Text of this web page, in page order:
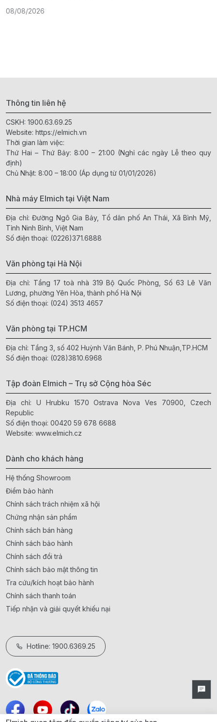
08/08/2026
Thông tin liên hệ
CSKH: 1900.63.69.25
Website: https://elmich.vn
Thời gian làm việc:
Thứ Hai – Thứ Bảy: 8:00 – 21:00 (Nghỉ các ngày Lễ theo quy
định)
Chủ Nhật: 8:00 – 18:00 (Áp dụng từ 01/01/2026)
Nhà máy Elmich tại Việt Nam
Địa chỉ: Đường Ngô Gia Bảy, Tổ dân phố An Thái, Xã Bình Mỹ,
Tỉnh Ninh Bình, Việt Nam
Số điện thoại: (0226)371.6888
Văn phòng tại Hà Nội
Địa chỉ: Tầng 17 toà nhà 319 Bộ Quốc Phòng, Số 63 Lê Văn
Lương, phường Yên Hòa, thành phố Hà Nội
Số điện thoại: (024) 3513 4657
Văn phòng tại TP.HCM
Địa chỉ: Tầng 3, số 402 Huỳnh Văn Bánh, P. Phú Nhuận,TP.HCM
Số điện thoại: (028)3810.6968
Tập đoàn Elmich – Trụ sở Cộng hòa Séc
Địa chỉ: U Hrubku 1570 Ostrava Nova Ves 70900, Czech
Republic
Số điện thoại: 00420 59 678 6688
Website: www.elmich.cz
Dành cho khách hàng
Hệ thống Showroom
Điểm bảo hành
Chính sách trách nhiệm xã hội
Chứng nhận sản phẩm
Chính sách bán hàng
Chính sách bảo hành
Chính sách đổi trả
Chính sách bảo mật thông tin
Tra cứu/kích hoạt bảo hành
Chính sách thanh toán
Tiếp nhận và giải quyết khiếu nại
Hotline: 1900.6369.25